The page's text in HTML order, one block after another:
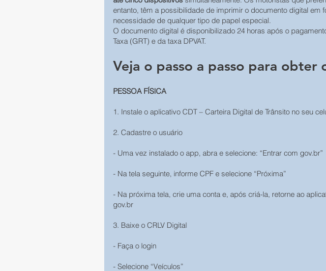
entanto, têm a possibilidade de imprimir o documento digital em
necessidade de qualquer tipo de papel especial.
O documento digital é disponibilizado 24 horas após o
Taxa (GRT) e da taxa DPVAT.
Veja o passo a passo para obter
PESSOA FÍSICA
1. Instale o aplicativo CDT – Carteira Digital de Trânsito no seu
2. Cadastre o usuário
- Uma vez instalado o app, abra e selecione: “Entrar com gov.br”
- Na tela seguinte, informe CPF e selecione “Próxima”
- Na próxima tela, crie uma conta e, após criá-la, retorne ao
gov.br
3. Baixe o CRLV Digital
- Faça o login
- Selecione “Veículos”